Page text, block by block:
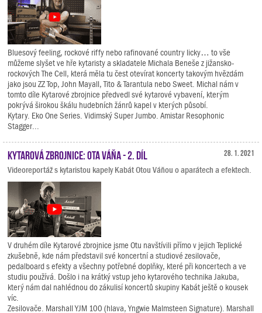
Bluesový feeling, rockové riffy nebo rafinované country licky… to vše
můžeme slyšet ve hře kytaristy a skladatele Michala Beneše z jižansko-
rockových The Cell, která měla tu čest otevírat koncerty takovým hvězdám
jako jsou ZZ Top, John Mayall, Tito & Tarantula nebo Sweet. Michal nám v
tomto díle Kytarové zbrojnice předvedl své kytarové vybavení, kterým
pokrývá širokou škálu hudebních žánrů kapel v kterých působí.
Kytary. Eko One Series. Vidimský Super Jumbo. Amistar Resophonic
Stagger...
28. 1. 2021
Kytarová zbrojnice: Ota Váňa - 2. díl
Videoreportáž s kytaristou kapely Kabát Otou Váňou o aparátech a efektech.
V druhém díle Kytarové zbrojnice jsme Otu navštívili přímo v jejich Teplické
zkušebně, kde nám představil své koncertní a studiové zesilovače,
pedalboard s efekty a všechny potřebné doplňky, které při koncertech a ve
studiu používá. Došlo i na krátký vstup jeho kytarového technika Jakuba,
který nám dal nahlédnou do zákulisí koncertů skupiny Kabát ještě o kousek
víc.
Zesilovače. Marshall YJM 100 (hlava, Yngwie Malmsteen Signature). Marshall